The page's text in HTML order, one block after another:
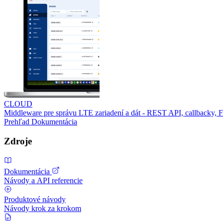
CLOUD
Middleware pre správu LTE zariadení a dát - REST API, callbacky,
Prehľad Dokumentácia
Zdroje
Dokumentácia
Návody a API referencie
Produktové návody
Návody krok za krokom